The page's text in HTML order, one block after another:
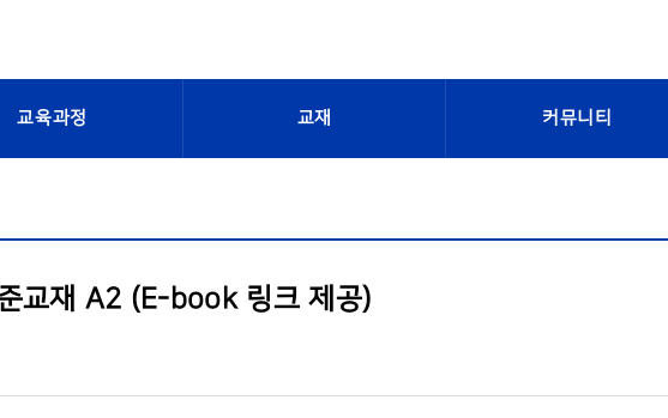
교육과정 교재 커뮤니티
교재 A2 (E-book 링크 제공)